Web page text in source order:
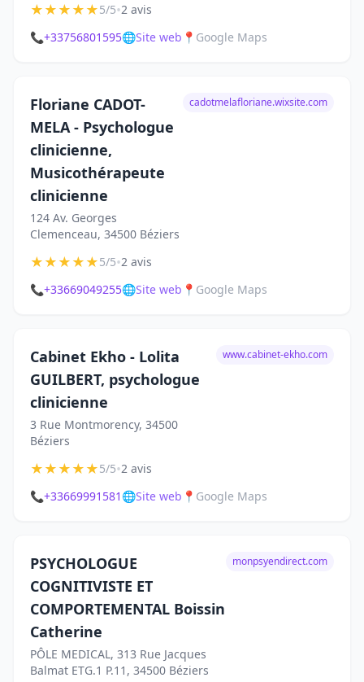
★★★★★5/5•2 avis
📞+33756801595🌐Site web 📍 Google Maps
Floriane CADOT-
MELA - Psychologue
clinicienne,
Musicothérapeute
clinicienne
124 Av. Georges
Clemenceau, 34500 Béziers
cadotmelafloriane.wixsite.com
★★★★★5/5•2 avis
📞+33669049255🌐Site web 📍 Google Maps
Cabinet Ekho - Lolita
GUILBERT, psychologue
clinicienne
3 Rue Montmorency, 34500
Béziers
www.cabinet-ekho.com
★★★★★5/5•2 avis
📞+33669991581 🌐Site web 📍 Google Maps
PSYCHOLOGUE
COGNITIVISTE ET
COMPORTEMENTAL Boissin
Catherine
PÔLE MEDICAL, 313 Rue Jacques
Balmat ETG.1 P.11, 34500 Béziers
monpsyendirect.com